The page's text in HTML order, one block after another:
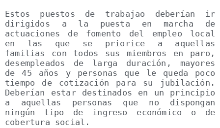
Estos puestos de trabajao deberían ir
dirigidos a la puesta en marcha de
actuaciones de fomento del empleo local
en las que se priorice a aquellas
familias con todos sus miembros en paro,
desempleados de larga duración, mayores
de 45 años y personas que le queda poco
tiempo de cotización para su jubilación.
Deberían estar destinados en un principio
a aquellas personas que no dispongan
ningún tipo de ingreso económico o de
cobertura social.